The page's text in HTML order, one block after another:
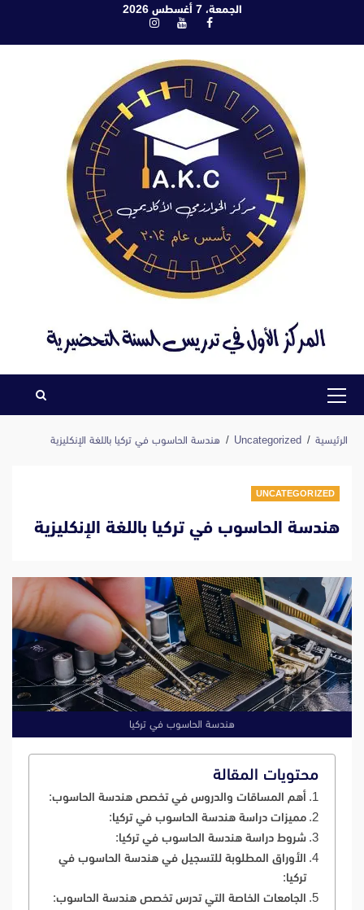
الجمعة، 7 أغسطس 2026
فيسبوكيوتيوبانستغرام
القائمة
الرئيسية Uncategorized هندسة الحاسوب في تركيا باللغة الإنكليزية
UNCATEGORIZED
هندسة الحاسوب في تركيا باللغة الإنكليزية
هندسة الحاسوب في تركيا
محتويات المقالة
أهم المساقات والدروس في تخصص هندسة الحاسوب:
مميزات دراسة هندسة الحاسوب في تركيا:
شروط دراسة هندسة الحاسوب في تركيا:
الأوراق المطلوبة للتسجيل في هندسة الحاسوب في
تركيا:
الجامعات الخاصة التي تدرس تخصص هندسة الحاسوب: